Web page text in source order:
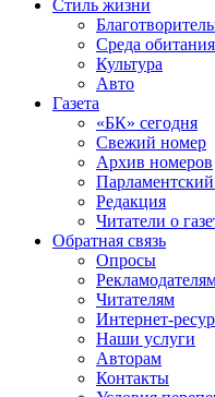
Стиль жизни
Среда обитания
Культура
Авто
Газета
«БК» сегодня
Свежий номер
Архив номеров
Редакция
Читатели о
Обратная связь
Опросы
Читателям
Интернет-
Наши услуги
Авторам
Контакты